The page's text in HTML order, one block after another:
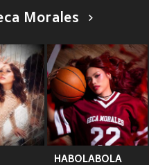
Morales
HABOLABOLA